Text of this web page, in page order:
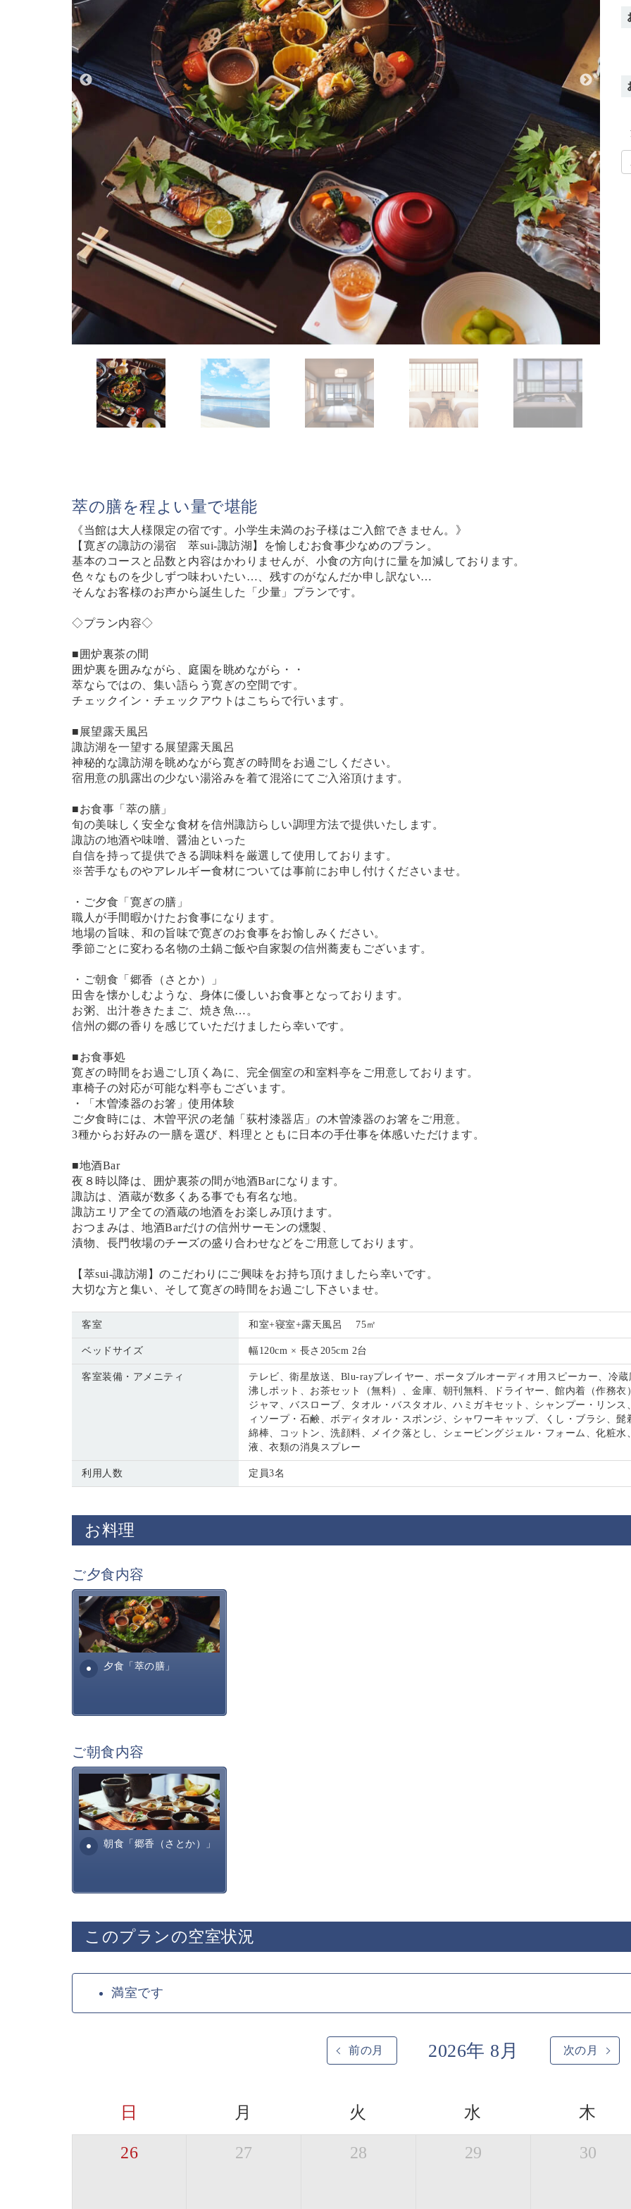
萃の膳を程よい量で堪能
《当館は大人様限定の宿です。小学生未満のお子様はご入館できません。》
【寛ぎの諏訪の湯宿 萃sui-諏訪湖】を愉しむお食事少なめのプラン。
基本のコースと品数と内容はかわりませんが、小食の方向けに量を加減しております。
色々なものを少しずつ味わいたい…、残すのがなんだか申し訳ない…
そんなお客様のお声から誕生した「少量」プランです。
◇プラン内容◇
■囲炉裏茶の間
囲炉裏を囲みながら、庭園を眺めながら・・
萃ならではの、集い語らう寛ぎの空間です。
チェックイン・チェックアウトはこちらで行います。
■展望露天風呂
諏訪湖を一望する展望露天風呂
神秘的な諏訪湖を眺めながら寛ぎの時間をお過ごしください。
宿用意の肌露出の少ない湯浴みを着て混浴にてご入浴頂けます。
■お食事「萃の膳」
旬の美味しく安全な食材を信州諏訪らしい調理方法で提供いたします。
諏訪の地酒や味噌、醤油といった
自信を持って提供できる調味料を厳選して使用しております。
※苦手なものやアレルギー食材については事前にお申し付けくださいませ。
・ご夕食「寛ぎの膳」
職人が手間暇かけたお食事になります。
地場の旨味、和の旨味で寛ぎのお食事をお愉しみください。
季節ごとに変わる名物の土鍋ご飯や自家製の信州蕎麦もございます。
・ご朝食「郷香（さとか）」
田舎を懐かしむような、身体に優しいお食事となっております。
お粥、出汁巻きたまご、焼き魚…。
信州の郷の香りを感じていただけましたら幸いです。
■お食事処
寛ぎの時間をお過ごし頂く為に、完全個室の和室料亭をご用意しております。
車椅子の対応が可能な料亭もございます。
・「木曽漆器のお箸」使用体験
ご夕食時には、木曽平沢の老舗「荻村漆器店」の木曽漆器のお箸をご用意。
3種からお好みの一膳を選び、料理とともに日本の手仕事を体感いただけます。
■地酒Bar
夜８時以降は、囲炉裏茶の間が地酒Barになります。
諏訪は、酒蔵が数多くある事でも有名な地。
諏訪エリア全ての酒蔵の地酒をお楽しみ頂けます。
おつまみは、地酒Barだけの信州サーモンの燻製、
漬物、長門牧場のチーズの盛り合わせなどをご用意しております。
【萃sui-諏訪湖】のこだわりにご興味をお持ち頂けましたら幸いです。
大切な方と集い、そして寛ぎの時間をお過ごし下さいませ。
客室 和室+寝室+露天風呂 75㎡
ベッドサイズ 幅120cm × 長さ205cm 2台
客室装備・アメニティ
テレビ、衛星放送、Blu-rayプレイヤー、ポータブルオーディオ用スピーカー、冷蔵
沸しポット、お茶セット（無料）、金庫、朝刊無料、ドライヤー、館内着（作務衣
ジャマ、バスローブ、タオル・バスタオル、ハミガキセット、シャンプー・リンス
ィソープ・石鹸、ボディタオル・スポンジ、シャワーキャップ、くし・ブラシ、髭
綿棒、コットン、洗顔料、メイク落とし、シェービングジェル・フォーム、化粧水
液、衣類の消臭スプレー
利用人数 定員3名
お料理
ご夕食内容
夕食「萃の膳」
萃sui-諏訪湖のお食事は、旬
の美味しく安全な食材を信州
諏訪らしい調理方法で提供す
る萃諏訪湖の料理全...
ご朝食内容
朝食「郷香（さとか）」
田舎を懐かしむような、そし
て身体に優しいお食事内容と
なっております。お粥・出汁
巻きたまご、焼き魚・・...
このプランの空室状況
満室です
前の月 2026年 8月 次の月
日 月 火 水 木
26 27 28 29 30